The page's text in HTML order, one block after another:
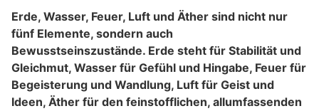
Erde, Wasser, Feuer, Luft und Äther sind nicht nur
fünf Elemente, sondern auch
Bewusstseinszustände. Erde steht für Stabilität und
Gleichmut, Wasser für Gefühl und Hingabe, Feuer für
Begeisterung und Wandlung, Luft für Geist und
Ideen, Äther für den feinstofflichen, allumfassenden